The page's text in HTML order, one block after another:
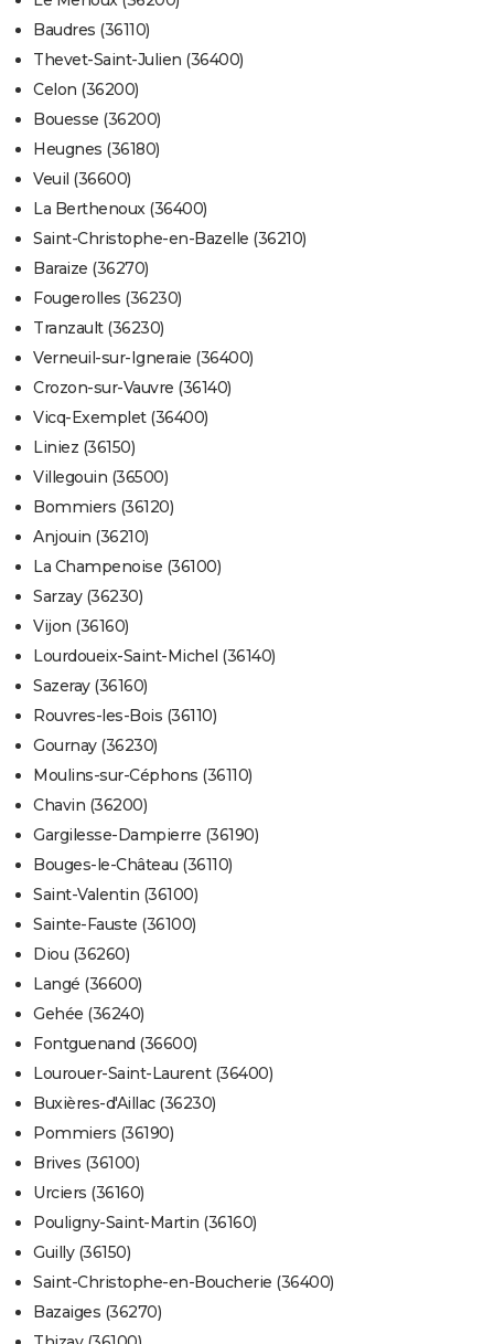
Baudres (36110)
Thevet-Saint-Julien (36400)
Celon (36200)
Bouesse (36200)
Heugnes (36180)
Veuil (36600)
La Berthenoux (36400)
Saint-Christophe-en-Bazelle (36210)
Baraize (36270)
Fougerolles (36230)
Tranzault (36230)
Verneuil-sur-Igneraie (36400)
Crozon-sur-Vauvre (36140)
Vicq-Exemplet (36400)
Liniez (36150)
Villegouin (36500)
Bommiers (36120)
Anjouin (36210)
La Champenoise (36100)
Sarzay (36230)
Vijon (36160)
Lourdoueix-Saint-Michel (36140)
Sazeray (36160)
Rouvres-les-Bois (36110)
Gournay (36230)
Moulins-sur-Céphons (36110)
Chavin (36200)
Gargilesse-Dampierre (36190)
Bouges-le-Château (36110)
Saint-Valentin (36100)
Sainte-Fauste (36100)
Diou (36260)
Langé (36600)
Gehée (36240)
Fontguenand (36600)
Lourouer-Saint-Laurent (36400)
Buxières-d'Aillac (36230)
Pommiers (36190)
Brives (36100)
Urciers (36160)
Pouligny-Saint-Martin (36160)
Guilly (36150)
Saint-Christophe-en-Boucherie (36400)
Bazaiges (36270)